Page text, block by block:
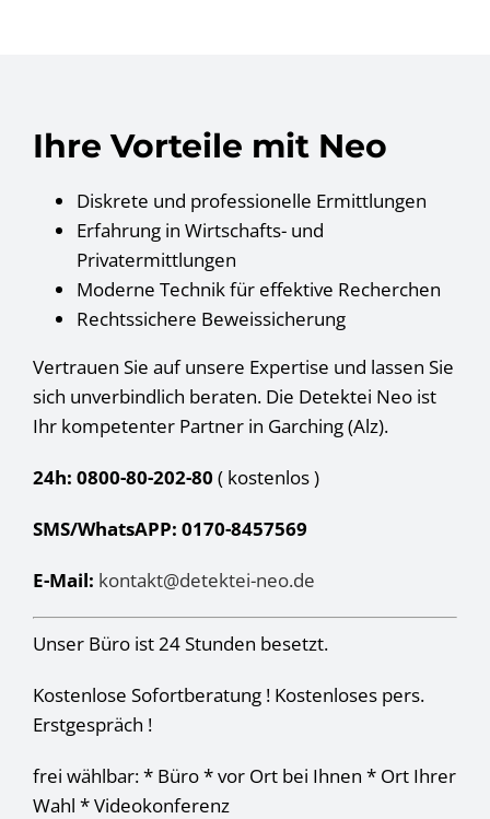
Ihre Vorteile mit Neo
Diskrete und professionelle Ermittlungen
Erfahrung in Wirtschafts- und
Privatermittlungen
Moderne Technik für effektive Recherchen
Rechtssichere Beweissicherung
Vertrauen Sie auf unsere Expertise und lassen Sie
sich unverbindlich beraten. Die Detektei Neo ist
Ihr kompetenter Partner in Garching (Alz).
24h: 0800-80-202-80 ( kostenlos)
SMS/WhatsAPP: 0170-8457569
E-Mail: kontakt@detektei-neo.de
Unser Büro ist 24 Stunden besetzt.
Kostenlose Sofortberatung ! Kostenloses pers.
Erstgespräch !
frei wählbar: * Büro * vor Ort bei Ihnen * Ort Ihrer
Wahl * Videokonferenz